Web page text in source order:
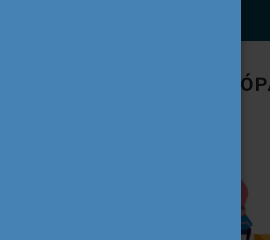
IFJÚSÁG AZ